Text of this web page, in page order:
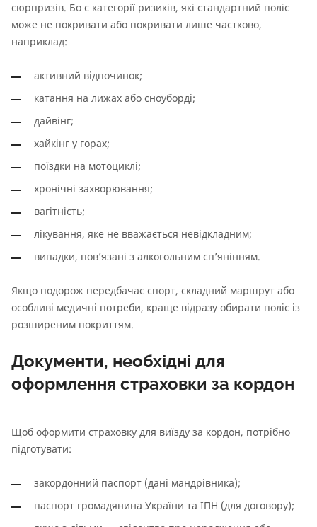
сюрпризів. Бо є категорії ризиків, які стандартний поліс
може не покривати або покривати лише частково,
наприклад:
активний відпочинок;
катання на лижах або сноуборді;
дайвінг;
хайкінг у горах;
поїздки на мотоциклі;
хронічні захворювання;
вагітність;
лікування, яке не вважається невідкладним;
випадки, пов’язані з алкогольним сп’янінням.
Якщо подорож передбачає спорт, складний маршрут або
особливі медичні потреби, краще відразу обирати поліс із
розширеним покриттям.
Документи, необхідні для
оформлення страховки за кордон
Щоб оформити страховку для виїзду за кордон, потрібно
підготувати:
закордонний паспорт (дані мандрівника);
паспорт громадянина України та ІПН (для договору);